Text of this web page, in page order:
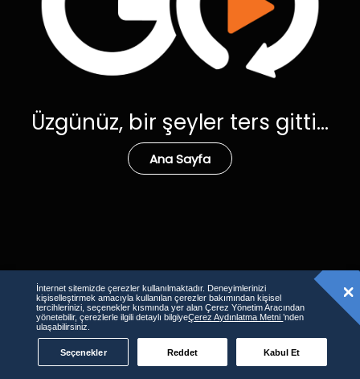
Üzgünüz, bir şeyler ters gitti...
Ana Sayfa
İnternet sitemizde çerezler kullanılmaktadır. Deneyimlerinizi
kişiselleştirmek amacıyla kullanılan çerezler bakımından kişisel
tercihlerinizi, seçenekler kısmında yer alan Çerez Yönetim Aracından
yönetebilir, çerezlerle ilgili detaylı bilgiyeÇerez Aydınlatma Metni’nden
ulaşabilirsiniz.
Seçenekler Reddet Kabul Et